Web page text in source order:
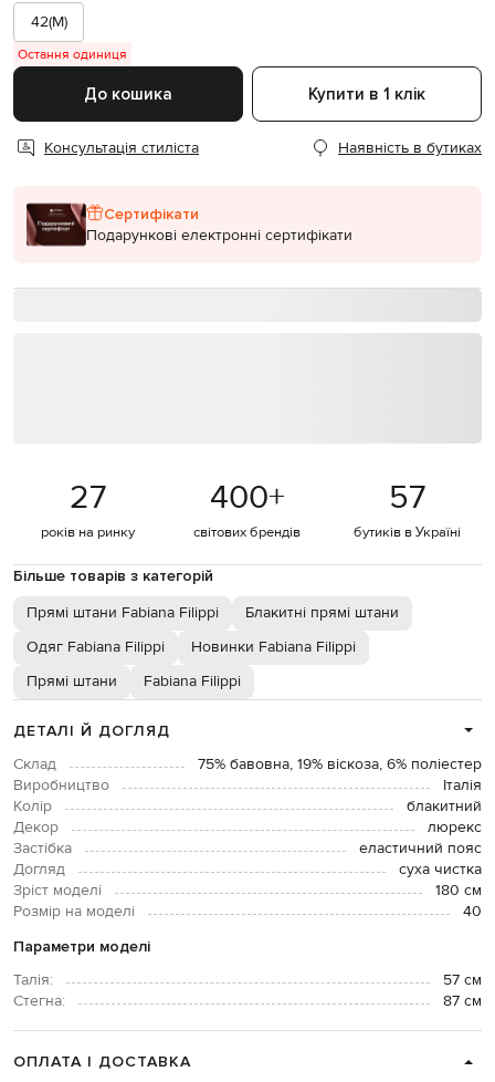
42(M)
Остання одиниця
До кошика Купити в 1 клік
Консультація стиліста Наявність в бутиках
Сертифікати
Подарункові електронні сертифікати
27
років на ринку
400+
світових брендів
57
бутиків в Україні
Більше товарів з категорій
Прямі штани Fabiana Filippi
Блакитні прямі штани
Одяг Fabiana Filippi
Новинки Fabiana Filippi
Прямі штани
Fabiana Filippi
ДЕТАЛІ Й ДОГЛЯД
Склад
75% бавовна, 19% віскоза, 6% поліестер
Виробництво
Італія
Колір
блакитний
Декор
люрекс
Застібка
еластичний пояс
Догляд
суха чистка
Зріст моделі
180 см
Розмір на моделі
40
Параметри моделі
Талія:
57 см
Стегна:
87 см
ОПЛАТА І ДОСТАВКА